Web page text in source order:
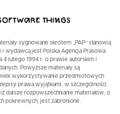
sygnowane skrótem „PAP” stanowią
wydawcą jest Polska Agencja Prasowa
4 lutego 1994 r. o prawie autorskim i
Powyższe materiały są
wykorzystywanie przedmiotowych
prawa wyjątkami, w szczególności
dalsze rozpowszechnianie materiałów, o
pokrewnych, jest zabronione.